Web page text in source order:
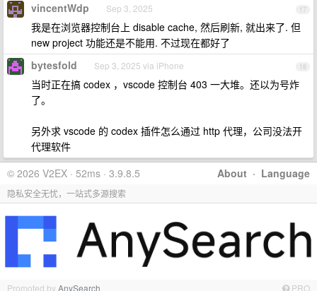
17
vincentWdp Sep 3, 2025
我是在浏览器控制台上 disable cache, 然后刷新, 就出来了. 但
new project 功能还是不能用. 不过现在都好了
18
bytesfold Sep 3, 2025 via iPhone
当时正在搞 codex ，vscode 控制台 403 一大堆。还以为号炸
了。
另外求 vscode 的 codex 插件怎么通过 http 代理，公司没法开
代理软件
About · Language
© 2026 V2EX · 52ms · 3.9.8.5
隐私安全无忧，一站式多源搜索
Promoted byAnySearch PRO